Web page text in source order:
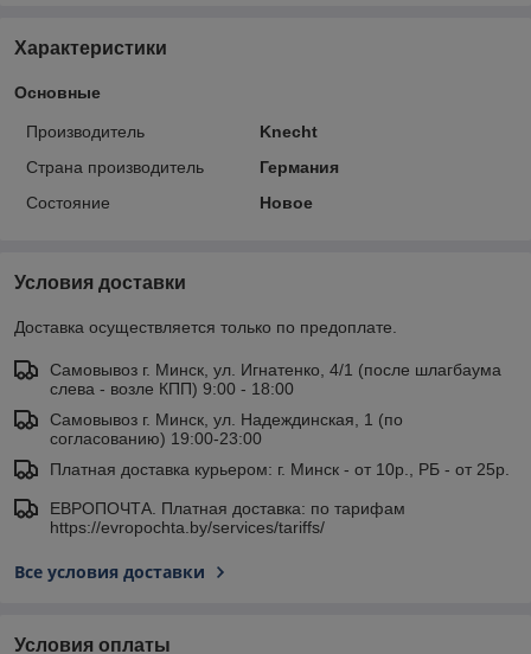
Характеристики
Основные
Производитель
Knecht
Страна производитель
Германия
Состояние
Новое
Условия доставки
Доставка осуществляется только по предоплате.
Самовывоз г. Минск, ул. Игнатенко, 4/1 (после шлагбаума
слева - возле КПП) 9:00 - 18:00
Самовывоз г. Минск, ул. Надеждинская, 1 (по
согласованию) 19:00-23:00
Платная доставка курьером: г. Минск - от 10р., РБ - от 25р.
ЕВРОПОЧТА. Платная доставка: по тарифам
https://evropochta.by/services/tariffs/
Все условия доставки
Условия оплаты